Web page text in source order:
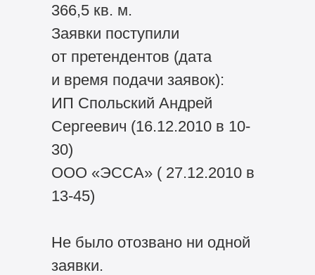
366,5 кв. м.
Заявки поступили
от претендентов (дата
и время подачи заявок):
ИП Спольский Андрей
Сергеевич (16.12.2010 в 10-
30)
ООО «ЭССА» ( 27.12.2010 в
13-45)
Не было отозвано ни одной
заявки.